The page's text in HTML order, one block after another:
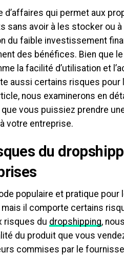
d’affaires qui permet aux
sans avoir à les stocker ou
du faible investissement
des bénéfices. Bien que le
la facilité d’utilisation et
aussi certains risques pour
nous examinerons en
que vous puissiez prendre
votre entreprise.
du
populaire et pratique pour
il comporte certains
risques du dropshipping,
du produit que vous
commises par le